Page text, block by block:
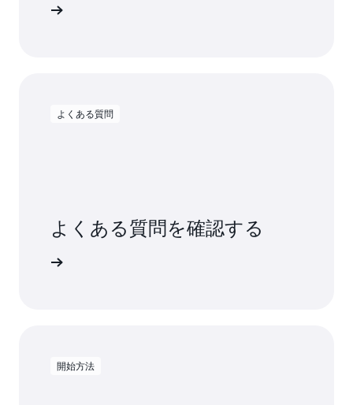
よくある質問
よくある質問を確認する
開始方法